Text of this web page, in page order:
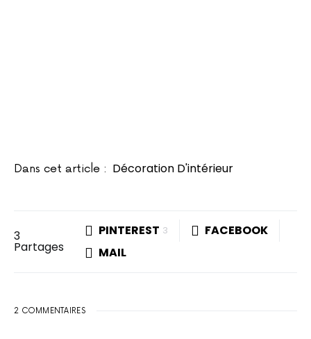
Dans cet article : Décoration D'intérieur
3
Partages
PINTEREST 3
FACEBOOK
MAIL
2 COMMENTAIRES